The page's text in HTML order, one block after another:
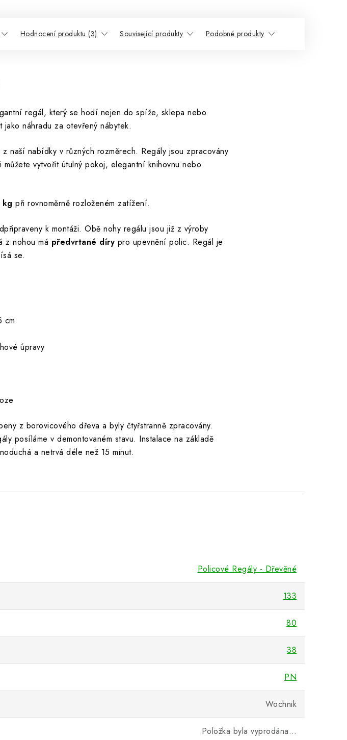
Hodnocení produktu (3) Související produkty Podobné produkty
regál, který se hodí nejen do spíže, sklepa nebo
náhradu za otevřený nábytek.
naší nabídky v různých rozměrech. Regály jsou zpracovány
vytvořit útulný pokoj, elegantní knihovnu nebo
kg při rovnoměrně rozloženém zatížení.
k montáži. Obě nohy regálu jsou již z výroby
z nohou má předvrtané díry pro upevnění polic. Regál je
se.
cm
úpravy
z borovicového dřeva a byly čtyřstranně zpracovány.
posíláme v demontovaném stavu. Instalace na základě
a netrvá déle než 15 minut.
Policové Regály - Dřevěné
133
80
38
PN
Wochnik
Položka byla vyprodána…